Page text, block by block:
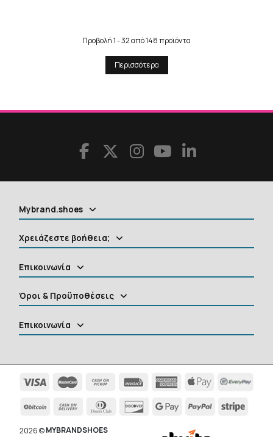
Προβολή 1 - 32 από 148 προϊόντα
Περισσότερα
Mybrand.shoes
Χρειάζεστε βοήθεια;
Επικοινωνία
Όροι & Προϋποθέσεις
Επικοινωνία
2026 ©MYBRANDSHOES